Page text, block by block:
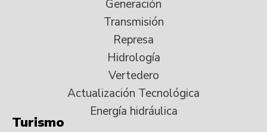
Generación
Transmisión
Represa
Hidrología
Vertedero
Actualización Tecnológica
Energía hidráulica
Turismo